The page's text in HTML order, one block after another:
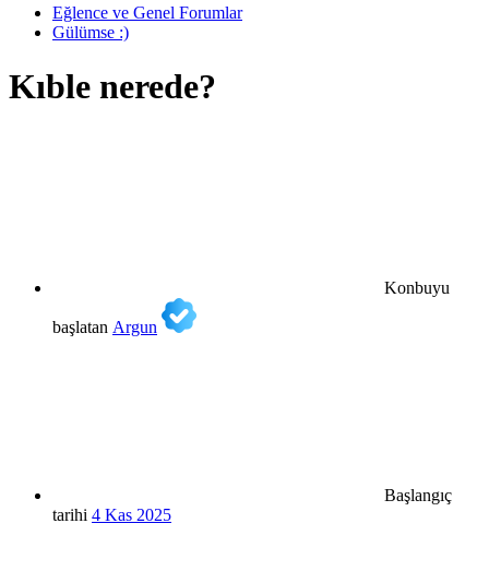
Eğlence ve Genel Forumlar
Gülümse :)
Kıble nerede?
Konbuyu
başlatan Argun
Başlangıç
tarihi 4 Kas 2025